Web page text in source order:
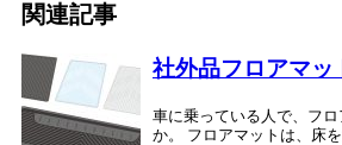
関連記事
社外品フロアマッ
車に乗っている人で、フ
か。 フロアマットは、床